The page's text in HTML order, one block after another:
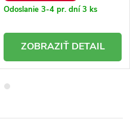
Odoslanie 3-4 pr. dní3 ks
DETAIL